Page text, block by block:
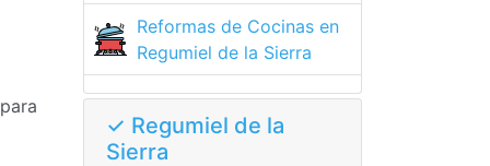
Reformas de Cocinas en
Regumiel de la Sierra
✓ Regumiel de la
Sierra